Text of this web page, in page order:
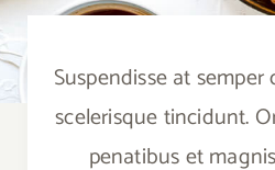
Suspendisse at
scelerisque tincidunt.
penatibus et